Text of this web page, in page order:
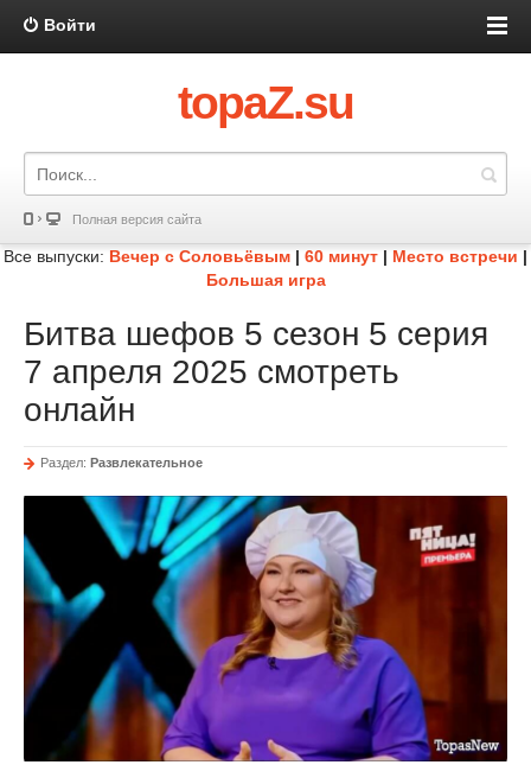
Войти
topaZ.su
Полная версия сайта
Все выпуски: Вечер с Соловьёвым | 60 минут | Место встречи |
Большая игра
Битва шефов 5 сезон 5 серия
7 апреля 2025 смотреть
онлайн
Раздел: Развлекательное